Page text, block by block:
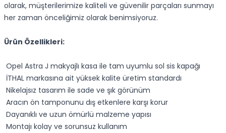
olarak, müşterilerimize kaliteli ve güvenilir parçaları sunmayı
her zaman önceliğimiz olarak benimsiyoruz.
Ürün Özellikleri:
Opel Astra J makyajlı kasa ile tam uyumlu sol sis kapağı
İTHAL markasına ait yüksek kalite üretim standardı
Nikelajsız tasarım ile sade ve şık görünüm
Aracın ön tamponunu dış etkenlere karşı korur
Dayanıklı ve uzun ömürlü malzeme yapısı
Montajı kolay ve sorunsuz kullanım